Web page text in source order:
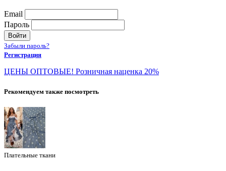
Email
Пароль
Войти
Забыли пароль?
Регистрация
ЦЕНЫ ОПТОВЫЕ! Розничная наценка 20%
Рекомендуем также посмотреть
Плательные ткани